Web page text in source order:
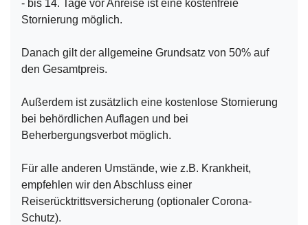
- bis 14. Tage vor Anreise ist eine kostenfreie
Stornierung möglich.
Danach gilt der allgemeine Grundsatz von 50% auf
den Gesamtpreis.
Außerdem ist zusätzlich eine kostenlose Stornierung
bei behördlichen Auflagen und bei
Beherbergungsverbot möglich.
Für alle anderen Umstände, wie z.B. Krankheit,
empfehlen wir den Abschluss einer
Reiserücktrittsversicherung (optionaler Corona-
Schutz).